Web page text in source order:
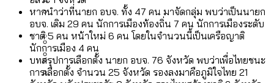
ปัญหาอะไรที่ ส.ก. ต้องทำการบ้าน
Vote62 ขอบคุณประชาชนที่ร่วม
ขยะมูลฝอย 2568 [ข้อมูลดิบ]
สำรวจ Hate Speech ที่ถูกผลิตซ้ำผ่าน
วิดีโอ AI ในช่วงความขัดแย้งไทย-กัมพูชา
[ข้อมูลดิบ]
ไหน
ค่าฝุ่นในกรุงเทพฯ 2025 เทียบกับจำนวน
สังคมผู้สูงอายุไทย [ข้อมูลดิบ]
Database
หากนำว่าที่นายก อบจ. ทั้ง 47 คน มาจัดกลุ่ม พบว่าเป็นนายก
อบจ. เดิม 29 คน นักการเมืองท้องถิ่น 7 คน นักการเมืองระดับ
ชาติ 5 คน หน้าใหม่ 6 คน โดยในจำนวนนี้เป็นเครือญาติ
นักการเมือง 4 คน
บทสรุปการเลือกตั้ง นายก อบจ. 76 จังหวัด พบว่าเพื่อไทยชนะ
การเลือกตั้ง จำนวน 25 จังหวัด รองลงมาคือภูมิใจไทย 21